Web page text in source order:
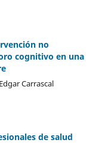
no
cognitivo en una
Carrascal
de salud